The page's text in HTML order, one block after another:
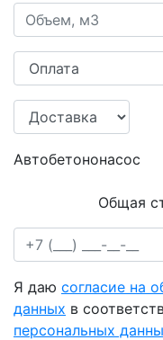
Автобетононасос
Общая
Я даю согласие на
данных в
персональных